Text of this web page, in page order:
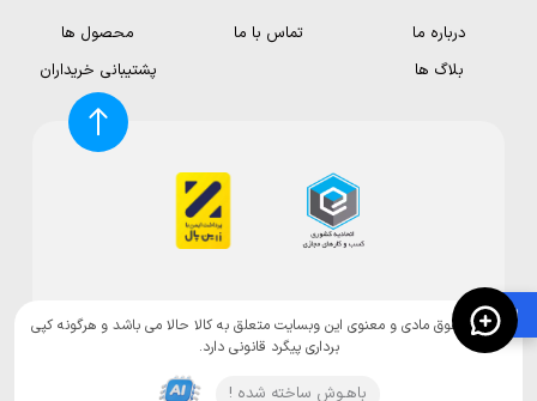
🛍️
درباره ما تماس با ما
محصول ها
بلاگ ها
پشتیبانی خریداران
تمامی حقوق مادی و معنوی این وبسایت متعلق به کالا حالا می باشد و هرگونه کپی
برداری پیگرد قانونی دارد.
باهـوش ساخته شده !